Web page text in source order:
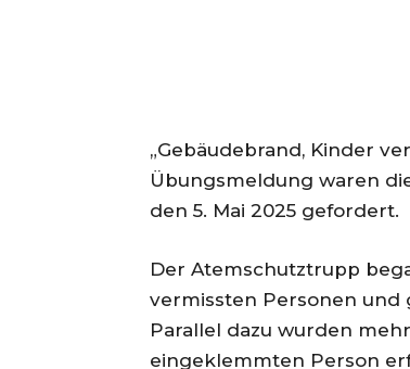
„Gebäudebrand, Kinder
Übungsmeldung waren
den 5. Mai 2025 gefordert.
Der Atemschutztrupp
vermissten Personen und
Parallel dazu wurden
eingeklemmten Person